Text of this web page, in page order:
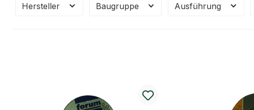
Hersteller Baugruppe Ausführung